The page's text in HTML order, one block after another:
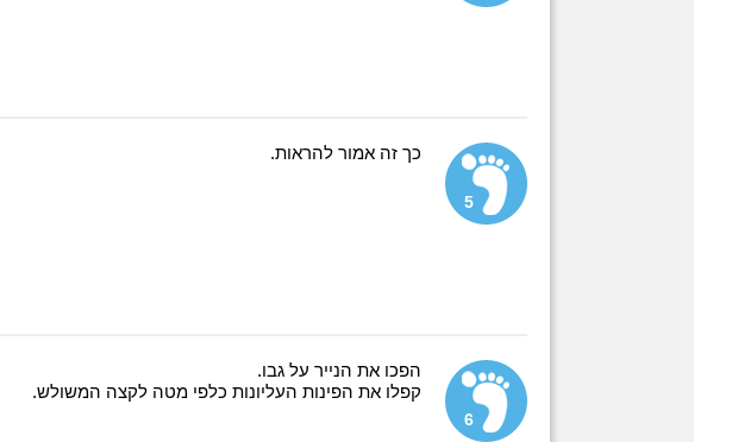
5
כך זה אמור להראות.
6
הפכו את הנייר על גבו.
קפלו את הפינות העליונות כלפי מטה לקצה המשולש.